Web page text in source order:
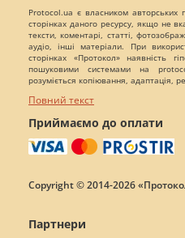
Protocol.ua є власником
сторінках даного ресурсу, якщо не
тексти, коментарі, статті,
аудіо, інші матеріали. При
сторінках «Протокол» наявність
пошуковими системами на
розуміється копіювання, адаптація,
Повний текст
Приймаємо до оплати
Copyright © 2014-2026
Партнери